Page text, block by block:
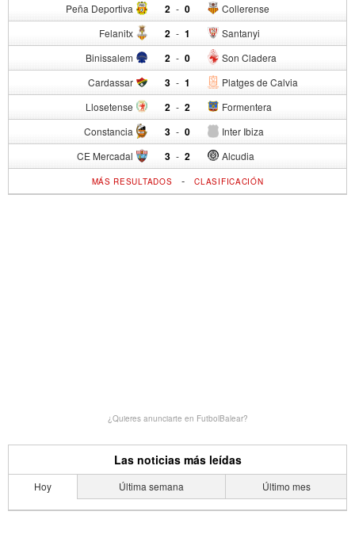
Peña Deportiva 2 - Collerense
0
Felanitx 2 - Santanyi
1
Binissalem 2 - Son Cladera
0
Cardassar 3 - Platges de Calvia
1
Llosetense 2 - Formentera
2
Constancia 3 - Inter Ibiza
0
CE Mercadal 3 - Alcudia
2
MÁS RESULTADOS -CLASIFICACIÓN
¿Quieres anunciarte en FutbolBalear?
Las noticias más leídas
Hoy Última semana Último mes